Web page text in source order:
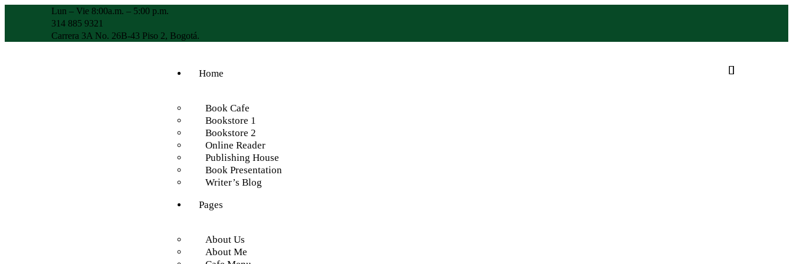
Lun – Vie 8:00a.m. – 5:00 p.m.
314 885 9321
Carrera 3A No. 26B-43 Piso 2, Bogotá.
Home
Book Cafe
Bookstore 1
Bookstore 2
Online Reader
Publishing House
Book Presentation
Writer’s Blog
Pages
About Us
About Me